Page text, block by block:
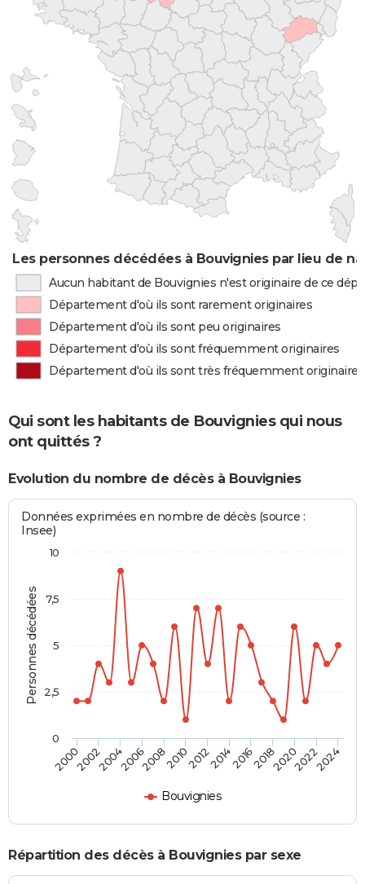
Les personnes décédées à Bouvignies par lieu de
Aucun habitant de Bouvignies n'est originaire de ce
Département d'où ils sont rarement originaires
Département d'où ils sont peu originaires
Département d'où ils sont fréquemment originaires
Département d'où ils sont très fréquemment originaires
Qui sont les habitants de Bouvignies qui nous
ont quittés ?
Evolution du nombre de décès à Bouvignies
Personnes décédées
Données exprimées en nombre de décès (source :
Insee)
Bouvignies
2000200220042006200820102012201420162018202020222024
0
2,5
5
7,5
10
Répartition des décès à Bouvignies par sexe